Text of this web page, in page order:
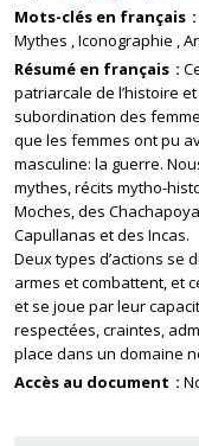
Mots-clés en français
Mythes Iconographie
Résumé en français
patriarcale de l’histoire
subordination des
que les femmes ont pu
masculine: la guerre.
mythes, récits mytho-
Moches, des
Capullanas et des Incas.
Deux types d’actions se
armes et combattent, et
et se joue par leur
respectées, craintes,
place dans un domaine
Accès au document